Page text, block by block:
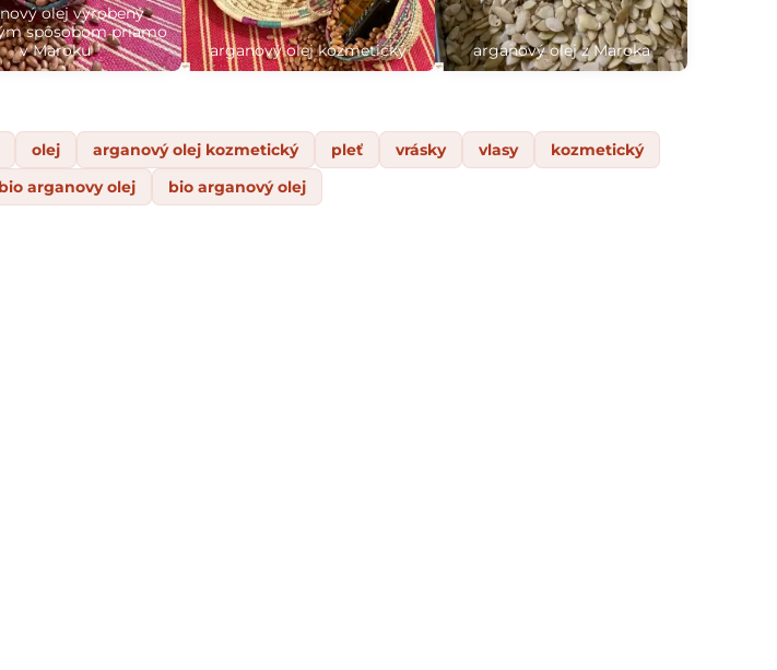
olej vyrobený
spôsobom priamo
v Maroku
arganový olej kozmetický arganový olej z Maroka
olej arganový olej kozmetický pleť vrásky vlasy
kozmetický
bio arganovy olej bio arganový olej